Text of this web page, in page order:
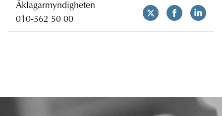
Åklagarmyndigheten
010-562 50 00